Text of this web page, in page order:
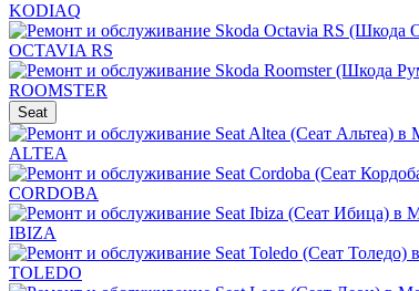
KODIAQ
OCTAVIA RS
ROOMSTER
Seat
ALTEA
CORDOBA
IBIZA
TOLEDO